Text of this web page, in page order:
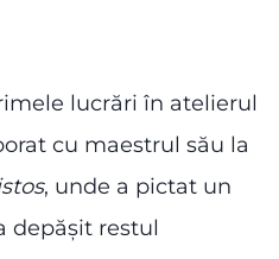
lucrări în atelierul
cu maestrul său la
, unde a pictat un
depășit restul